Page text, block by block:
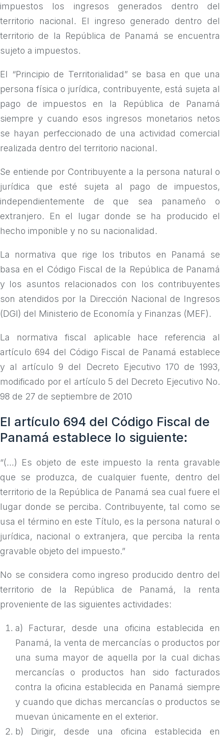
impuestos los ingresos generados dentro del
territorio nacional. El ingreso generado dentro del
territorio de la República de Panamá se encuentra
sujeto a impuestos.
El “Principio de Territorialidad” se basa en que una
persona física o jurídica, contribuyente, está sujeta al
pago de impuestos en la República de Panamá
siempre y cuando esos ingresos monetarios netos
se hayan perfeccionado de una actividad comercial
realizada dentro del territorio nacional.
Se entiende por Contribuyente a la persona natural o
jurídica que esté sujeta al pago de impuestos,
independientemente de que sea panameño o
extranjero. En el lugar donde se ha producido el
hecho imponible y no su nacionalidad.
La normativa que rige los tributos en Panamá se
basa en el Código Fiscal de la República de Panamá
y los asuntos relacionados con los contribuyentes
son atendidos por la Dirección Nacional de Ingresos
(DGI) del Ministerio de Economía y Finanzas (MEF).
La normativa fiscal aplicable hace referencia al
artículo 694 del Código Fiscal de Panamá establece
y al artículo 9 del Decreto Ejecutivo 170 de 1993,
modificado por el artículo 5 del Decreto Ejecutivo No.
98 de 27 de septiembre de 2010
El artículo 694 del Código Fiscal de
Panamá establece lo siguiente:
“(…) Es objeto de este impuesto la renta gravable
que se produzca, de cualquier fuente, dentro del
territorio de la República de Panamá sea cual fuere el
lugar donde se perciba. Contribuyente, tal como se
usa el término en este Título, es la persona natural o
jurídica, nacional o extranjera, que perciba la renta
gravable objeto del impuesto.”
No se considera como ingreso producido dentro del
territorio de la República de Panamá, la renta
proveniente de las siguientes actividades:
a) Facturar, desde una oficina establecida en
Panamá, la venta de mercancías o productos por
una suma mayor de aquella por la cual dichas
mercancías o productos han sido facturados
contra la oficina establecida en Panamá siempre
y cuando que dichas mercancías o productos se
muevan únicamente en el exterior.
b) Dirigir, desde una oficina establecida en